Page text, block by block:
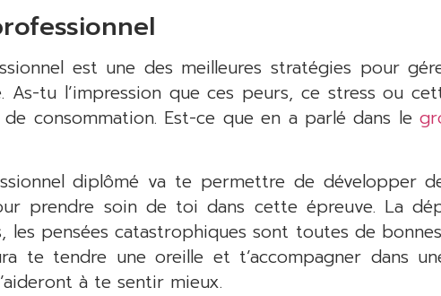
est une des meilleures stratégies pour
As-tu l’impression que ces peurs, ce stress ou
consommation. Est-ce que en a parlé dans le
diplômé va te permettre de développer
prendre soin de toi dans cette épreuve. La
les pensées catastrophiques sont toutes de
te tendre une oreille et t’accompagner dans
à te sentir mieux.